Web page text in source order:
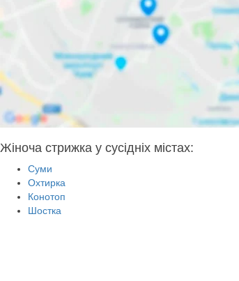
Жіноча стрижка у сусідніх містах:
Суми
Охтирка
Конотоп
Шостка